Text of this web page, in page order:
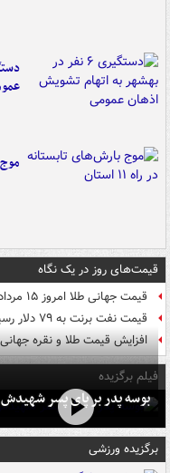
موج
قیمت‌های روز در یک نگاه
قیمت جهانی طلا امروز ۱۵ مرداد
قیمت نفت برنت به ۷۹ دلار رسید
افزایش قیمت طلا و نقره جهانی
فیلم برگزیده
بوسه‌ پدر بر پای پسر شهیدش
برگزیده ورزشی